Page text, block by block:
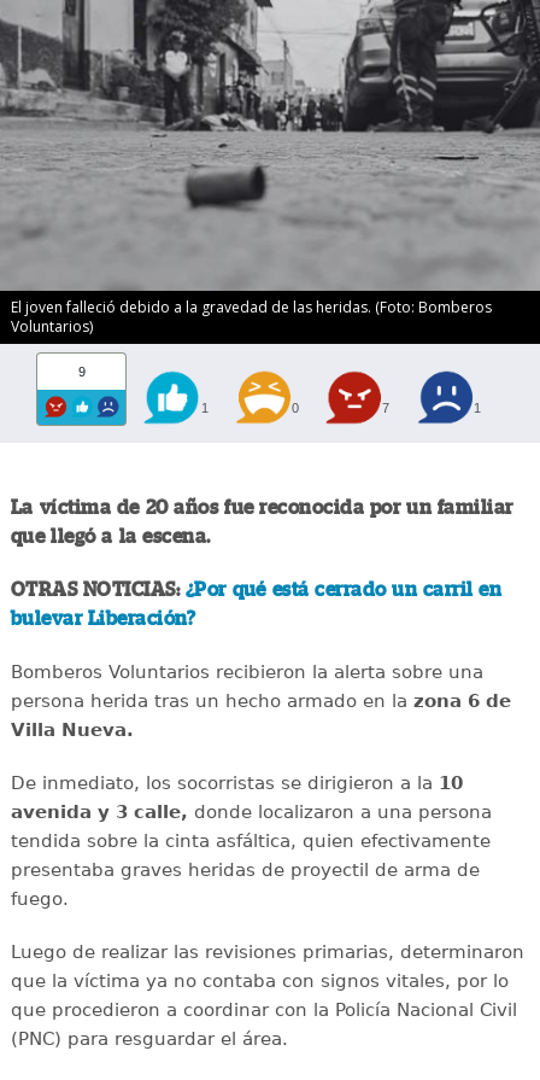
El joven falleció debido a la gravedad de las heridas. (Foto: Bomberos
Voluntarios)
9
1 0 7 1
La víctima de 20 años fue reconocida por un familiar
que llegó a la escena.
OTRAS NOTICIAS: ¿Por qué está cerrado un carril en
bulevar Liberación?
Bomberos Voluntarios recibieron la alerta sobre una
persona herida tras un hecho armado en la zona 6 de
Villa Nueva.
De inmediato, los socorristas se dirigieron a la 10
avenida y 3 calle, donde localizaron a una persona
tendida sobre la cinta asfáltica, quien efectivamente
presentaba graves heridas de proyectil de arma de
fuego.
Luego de realizar las revisiones primarias, determinaron
que la víctima ya no contaba con signos vitales, por lo
que procedieron a coordinar con la Policía Nacional Civil
(PNC) para resguardar el área.